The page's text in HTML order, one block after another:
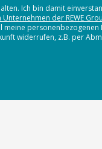
Ich bin damit
Unternehmen der REWE
widerrufen, z.B. per